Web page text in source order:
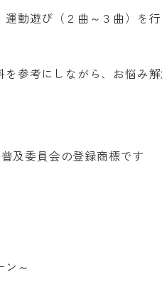
動遊び（２曲～３曲）を
参考にしながら、お悩み
及委員会の登録商標です
～